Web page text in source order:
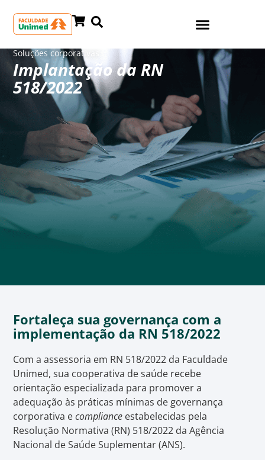
Soluções corporativas
Implantação da RN
518/2022
Fortaleça sua governança com a
implementação da RN 518/2022
Com a assessoria em RN 518/2022 da Faculdade
Unimed, sua cooperativa de saúde recebe
orientação especializada para promover a
adequação às práticas mínimas de governança
corporativa ecompliance estabelecidas pela
Resolução Normativa (RN) 518/2022 da Agência
Nacional de Saúde Suplementar (ANS).